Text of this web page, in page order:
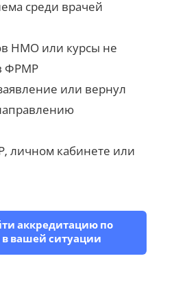
среди врачей
НМО или курсы не
ФРМР
или вернул
личном кабинете или
аккредитацию по
вашей ситуации